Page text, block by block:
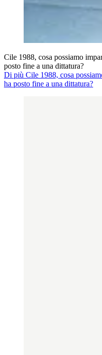
Cile 1988, cosa possiamo
posto fine a una dittatura?
Di più Cile 1988, cosa
ha posto fine a una dittatura?